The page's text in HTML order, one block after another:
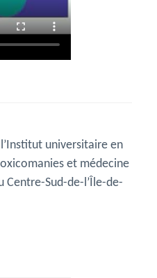
universitaire en
et médecine
Centre-Sud-de-l’Île-de-